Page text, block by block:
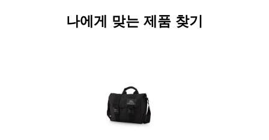
나에게 맞는 제품 찾기